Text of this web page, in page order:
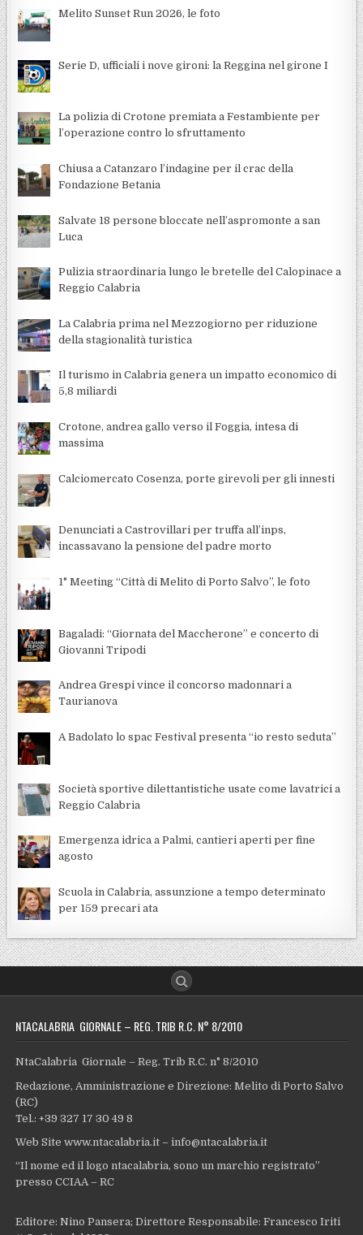
Melito Sunset Run 2026, le foto
Serie D, ufficiali i nove gironi: la Reggina nel girone I
La polizia di Crotone premiata a Festambiente per
l’operazione contro lo sfruttamento
Chiusa a Catanzaro l’indagine per il crac della
Fondazione Betania
Salvate 18 persone bloccate nell’aspromonte a san
Luca
Pulizia straordinaria lungo le bretelle del Calopinace a
Reggio Calabria
La Calabria prima nel Mezzogiorno per riduzione
della stagionalità turistica
Il turismo in Calabria genera un impatto economico di
5,8 miliardi
Crotone, andrea gallo verso il Foggia, intesa di
massima
Calciomercato Cosenza, porte girevoli per gli innesti
Denunciati a Castrovillari per truffa all’inps,
incassavano la pensione del padre morto
1° Meeting “Città di Melito di Porto Salvo”, le foto
Bagaladi: “Giornata del Maccherone” e concerto di
Giovanni Tripodi
Andrea Grespi vince il concorso madonnari a
Taurianova
A Badolato lo spac Festival presenta “io resto seduta”
Società sportive dilettantistiche usate come lavatrici a
Reggio Calabria
Emergenza idrica a Palmi, cantieri aperti per fine
agosto
Scuola in Calabria, assunzione a tempo determinato
per 159 precari ata
NTACALABRIA GIORNALE – REG. TRIB R.C. N° 8/2010
NtaCalabria Giornale – Reg. Trib R.C. n° 8/2010
Redazione, Amministrazione e Direzione: Melito di Porto Salvo
(RC)
Tel.: +39 327 17 30 49 8
Web Site www.ntacalabria.it – info@ntacalabria.it
“Il nome ed il logo ntacalabria, sono un marchio registrato”
presso CCIAA – RC
Editore: Nino Pansera; Direttore Responsabile: Francesco Iriti